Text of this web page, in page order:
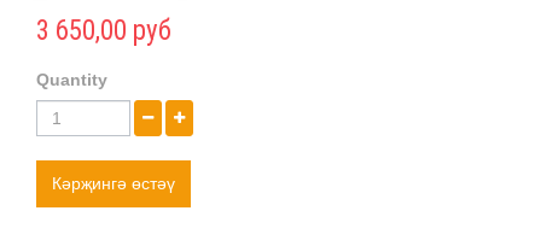
3 650,00 руб
Quantity
Кәрҗингә өстәү